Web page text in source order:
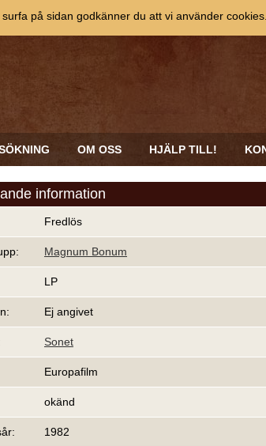
OM OSS HJÄLP TILL!
information
Fredlös
Magnum Bonum
LP
Ej angivet
Sonet
Europafilm
okänd
1982
på sidan godkänner du att vi använder cookies.